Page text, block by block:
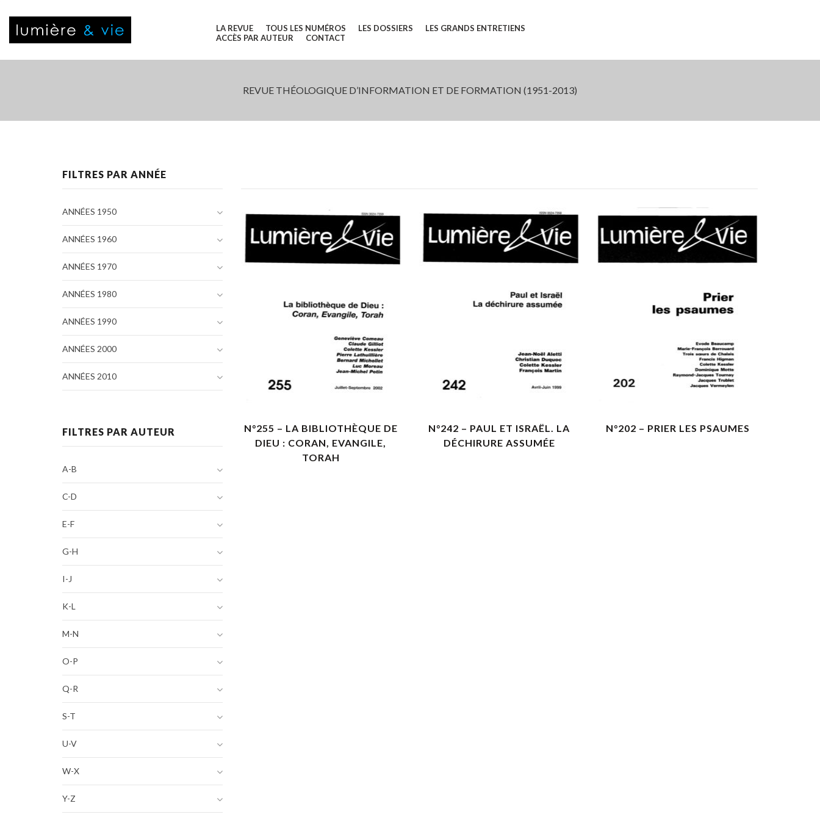
LA REVUE TOUS LES NUMÉROS LES DOSSIERS
LES GRANDS ENTRETIENS
ACCÈS PAR AUTEUR
CONTACT
REVUE THÉOLOGIQUE D’INFORMATION ET DE FORMATION (1951-2013)
FILTRES PAR ANNÉE
ANNÉES 1950
ANNÉES 1960
ANNÉES 1970
ANNÉES 1980
ANNÉES 1990
ANNÉES 2000
ANNÉES 2010
FILTRES PAR AUTEUR
A-B
C-D
E-F
G-H
I-J
K-L
M-N
O-P
Q-R
S-T
U-V
W-X
Y-Z
N°255 – LA BIBLIOTHÈQUE DE
DIEU : CORAN, EVANGILE,
TORAH
N°242 – PAUL ET ISRAËL. LA
DÉCHIRURE ASSUMÉE
N°202 – PRIER LES PSAUMES